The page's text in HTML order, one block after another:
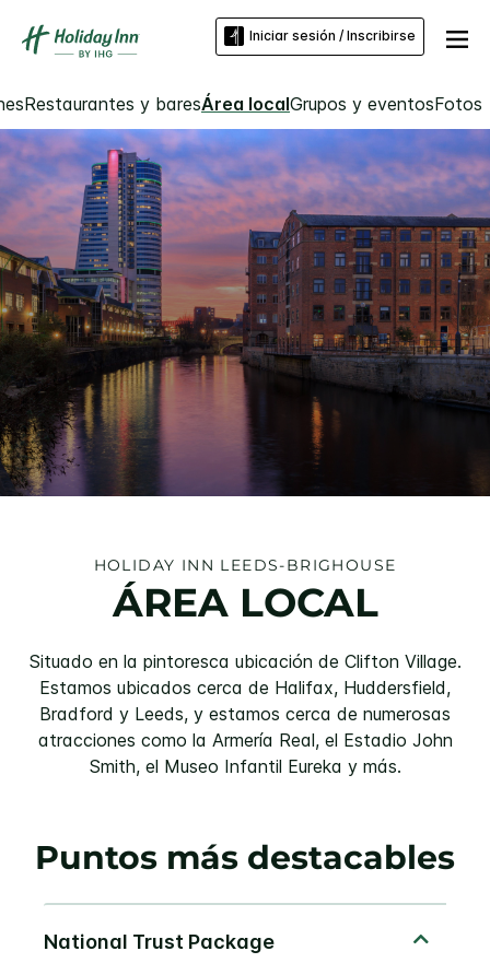
Iniciar sesión / Inscribirse
Restaurantes y baresÁrea localGrupos y eventosFotos
HOLIDAY INN LEEDS-BRIGHOUSE
ÁREA LOCAL
Situado en la pintoresca ubicación de Clifton Village.
Estamos ubicados cerca de Halifax, Huddersfield,
Bradford y Leeds, y estamos cerca de numerosas
atracciones como la Armería Real, el Estadio John
Smith, el Museo Infantil Eureka y más.
Puntos más destacables